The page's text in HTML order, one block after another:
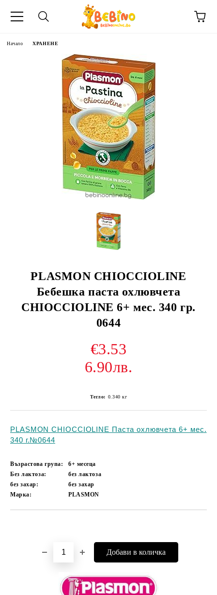
Начало ХРАНЕНЕ
PLASMON CHIOCCIOLINE
Бебешка паста охлювчета
CHIOCCIOLINE 6+ мес. 340 гр.
0644
€3.53
6.90лв.
Тегло: 0.340 кг
PLASMON CHIOCCIOLINE Паста охлювчета 6+ мес.
340 г.№0644
Възрастова група:
6+ месеца
Без лактоза:
без лактоза
без захар:
без захар
Марка:
PLASMON